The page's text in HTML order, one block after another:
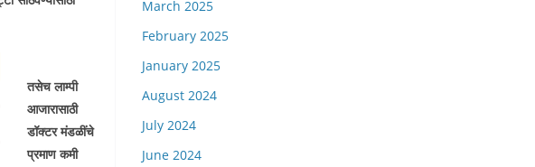
तसेच लाम्पी
आजारासाठी
डॉक्टर मंडळींचे
प्रमाण कमी
March 2025
February 2025
January 2025
August 2024
July 2024
June 2024